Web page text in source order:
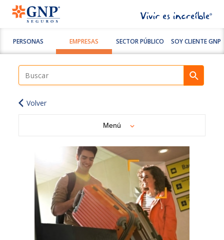
PERSONAS EMPRESAS SECTOR PÚBLICO SOY CLIENTE GNP
Volver
Menú